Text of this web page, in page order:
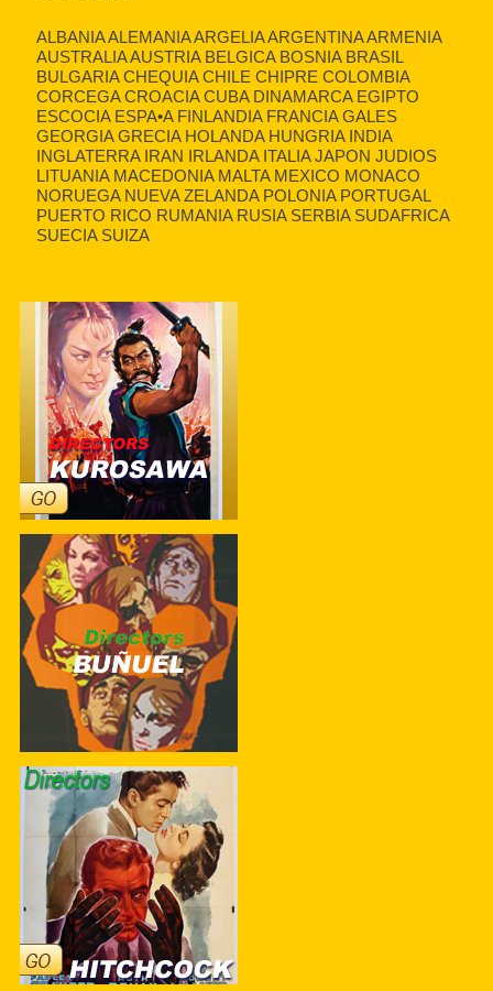
ALBANIA ALEMANIA ARGELIA ARGENTINA ARMENIA
AUSTRALIA AUSTRIA BELGICA BOSNIA BRASIL
BULGARIA CHEQUIA CHILE CHIPRE COLOMBIA
CORCEGA CROACIA CUBA DINAMARCA EGIPTO
ESCOCIA ESPA•A FINLANDIA FRANCIA GALES
GEORGIA GRECIA HOLANDA HUNGRIA INDIA
INGLATERRA IRAN IRLANDA ITALIA JAPON JUDIOS
LITUANIA MACEDONIA MALTA MEXICO MONACO
NORUEGA NUEVA ZELANDA POLONIA PORTUGAL
PUERTO RICO RUMANIA RUSIA SERBIA SUDAFRICA
SUECIA SUIZA